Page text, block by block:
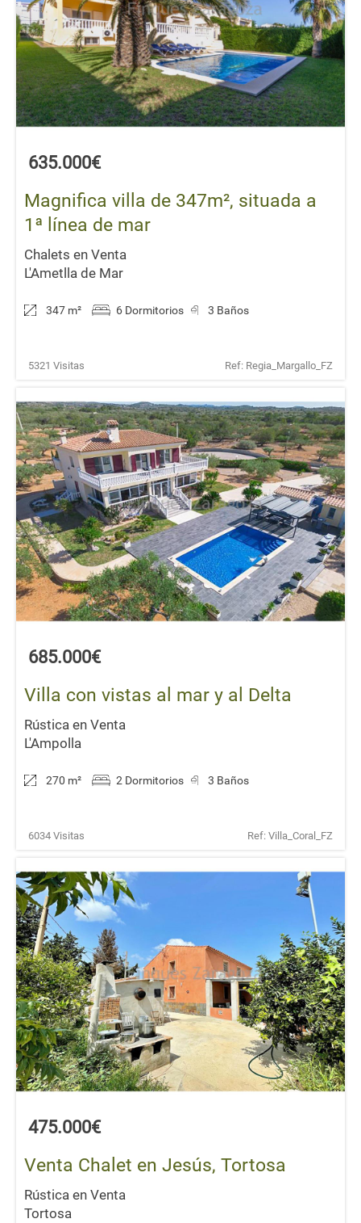
635.000€
Magnifica villa de 347m², situada a
1ª línea de mar
Chalets en Venta
L'Ametlla de Mar
347 m² 6 Dormitorios 3 Baños
5321 Visitas Ref: Regia_Margallo_FZ
685.000€
Villa con vistas al mar y al Delta
Rústica en Venta
L'Ampolla
270 m² 2 Dormitorios 3 Baños
6034 Visitas Ref: Villa_Coral_FZ
475.000€
Venta Chalet en Jesús, Tortosa
Rústica en Venta
Tortosa